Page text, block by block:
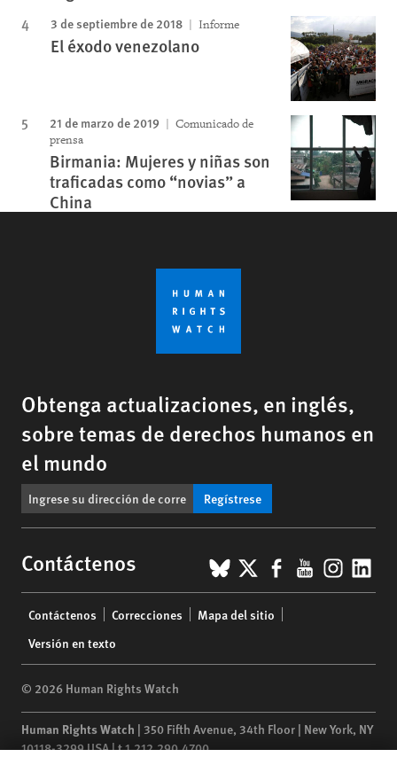
3 de septiembre de 2018 Informe
El éxodo venezolano
21 de marzo de 2019
Comunicado de
prensa
Birmania: Mujeres y niñas son
traficadas como “novias” a
China
Obtenga actualizaciones, en inglés,
sobre temas de derechos humanos en
el mundo
Regístrese
Contáctenos BlueSky
X Facebook
YouTube
menu
Contáctenos Correcciones
Mapa del sitio
Versión en texto
© 2026 Human Rights Watch
Human Rights Watch | 350 Fifth Avenue, 34th Floor | New York, NY
10118-3299USA|t1.212.290.4700